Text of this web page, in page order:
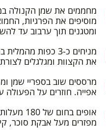
מחממים את שמן הקנולה
מוסיפים את הפרגיות,
ומטגנים תוך ערבוב עד
מניחים כ-3 כפות
את הקצוות ומגלגלים
מרססים שוב בספריי שמן
אפייה. חוזרים על הפעולה
מפזרים מעל אבקת סוכר,